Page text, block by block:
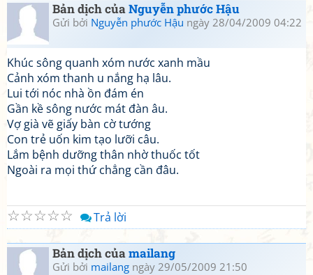
Bản dịch củaNguyễn phước Hậu
Gửi bởi Nguyễn phước Hậu ngày 28/04/2009 04:22
Khúc sông quanh xóm nước xanh mầu
Cảnh xóm thanh u nắng hạ lâu.
Lui tới nóc nhà ồn đám én
Gần kề sông nước mát đàn âu.
Vợ già vẽ giấy bàn cờ tướng
Con trẻ uốn kim tạo lưỡi câu.
Lắm bệnh dưỡng thân nhờ thuốc tốt
Ngoài ra mọi thứ chẳng cần đâu.
☆
☆
☆
☆
☆ Trả lời
Bản dịch củamailang
Gửi bởi mailang ngày 29/05/2009 21:50